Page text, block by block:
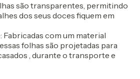
são transparentes, permitindo
dos seus doces fiquem em
Fabricadas com um material
folhas são projetadas para
, durante o transporte e